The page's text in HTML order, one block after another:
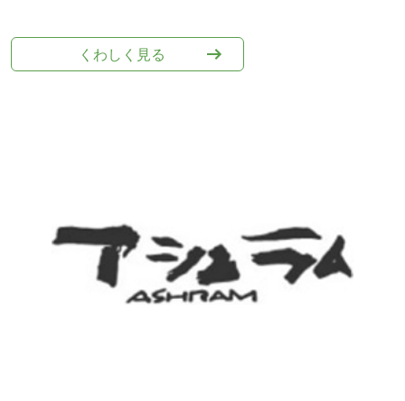
くわしく⾒る